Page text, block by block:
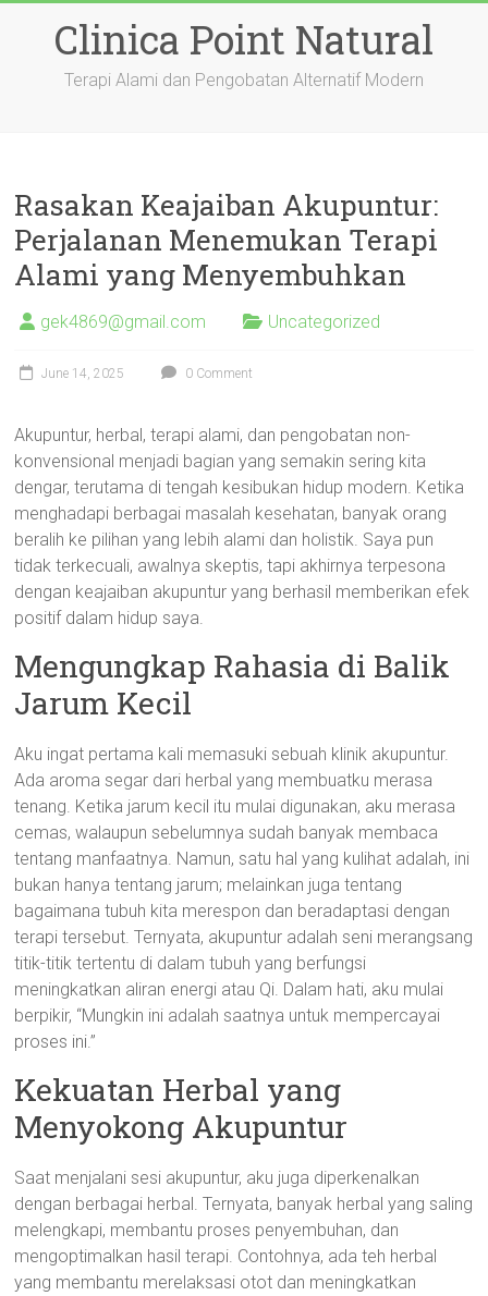
contentClinica Point Natural
Terapi Alami dan Pengobatan Alternatif Modern
Rasakan Keajaiban Akupuntur:
Perjalanan Menemukan Terapi
Alami yang Menyembuhkan
gek4869@gmail.com Uncategorized
June 14, 2025 0 Comment
Akupuntur, herbal, terapi alami, dan pengobatan non-
konvensional menjadi bagian yang semakin sering kita
dengar, terutama di tengah kesibukan hidup modern. Ketika
menghadapi berbagai masalah kesehatan, banyak orang
beralih ke pilihan yang lebih alami dan holistik. Saya pun
tidak terkecuali, awalnya skeptis, tapi akhirnya terpesona
dengan keajaiban akupuntur yang berhasil memberikan efek
positif dalam hidup saya.
Mengungkap Rahasia di Balik
Jarum Kecil
Aku ingat pertama kali memasuki sebuah klinik akupuntur.
Ada aroma segar dari herbal yang membuatku merasa
tenang. Ketika jarum kecil itu mulai digunakan, aku merasa
cemas, walaupun sebelumnya sudah banyak membaca
tentang manfaatnya. Namun, satu hal yang kulihat adalah, ini
bukan hanya tentang jarum; melainkan juga tentang
bagaimana tubuh kita merespon dan beradaptasi dengan
terapi tersebut. Ternyata, akupuntur adalah seni merangsang
titik-titik tertentu di dalam tubuh yang berfungsi
meningkatkan aliran energi atau Qi. Dalam hati, aku mulai
berpikir, “Mungkin ini adalah saatnya untuk mempercayai
proses ini.”
Kekuatan Herbal yang
Menyokong Akupuntur
Saat menjalani sesi akupuntur, aku juga diperkenalkan
dengan berbagai herbal. Ternyata, banyak herbal yang saling
melengkapi, membantu proses penyembuhan, dan
mengoptimalkan hasil terapi. Contohnya, ada teh herbal
yang membantu merelaksasi otot dan meningkatkan